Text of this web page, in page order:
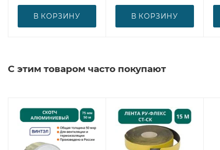
В КОРЗИНУ В КОРЗИНУ
С этим товаром часто покупают